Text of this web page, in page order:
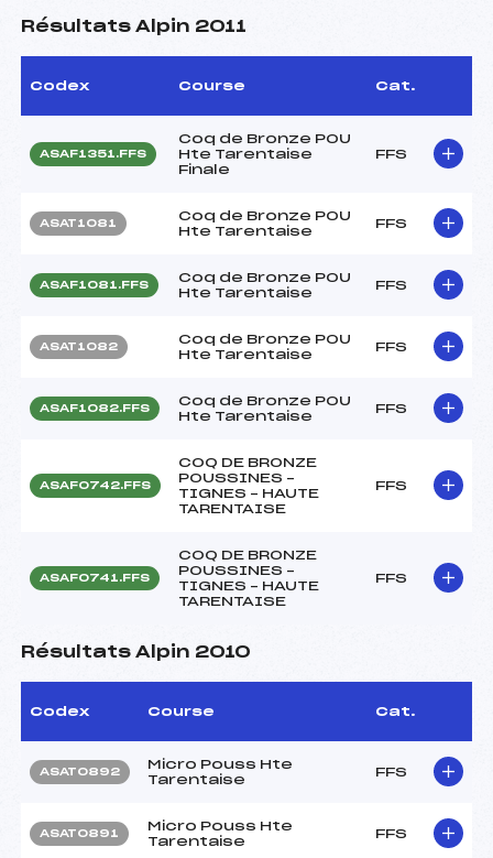
Résultats Alpin 2011
Codex Course Cat.
ASAF1351.FFS
Coq de Bronze POU
Hte Tarentaise
Finale
FFS
ASAT1081
Coq de Bronze POU
Hte Tarentaise
FFS
ASAF1081.FFS
Coq de Bronze POU
Hte Tarentaise
FFS
ASAT1082
Coq de Bronze POU
Hte Tarentaise
FFS
ASAF1082.FFS
Coq de Bronze POU
Hte Tarentaise
FFS
ASAF0742.FFS
COQ DE BRONZE
POUSSINES –
TIGNES – HAUTE
TARENTAISE
FFS
ASAF0741.FFS
COQ DE BRONZE
POUSSINES –
TIGNES – HAUTE
TARENTAISE
FFS
Résultats Alpin 2010
Codex Course Cat.
ASAT0892
Micro Pouss Hte
Tarentaise
FFS
ASAT0891
Micro Pouss Hte
Tarentaise
FFS